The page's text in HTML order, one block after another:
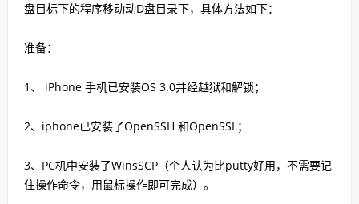
盘目标下的程序移动动D盘目录下，具体方法如下：
准备：
1、 iPhone 手机已安装OS 3.0并经越狱和解锁；
2、iphone已安装了OpenSSH 和OpenSSL；
3、PC机中安装了WinsSCP（个人认为比putty好用，不需要记
住操作命令，用鼠标操作即可完成）。